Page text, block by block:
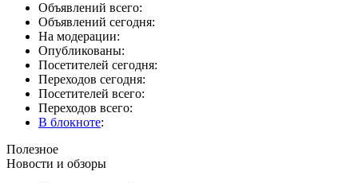
Объявлений всего:
Объявлений сегодня:
На модерации:
Опубликованы:
Посетителей сегодня:
Переходов сегодня:
Посетителей всего:
Переходов всего:
В блокноте:
Полезное
Новости и обзоры